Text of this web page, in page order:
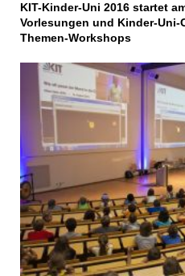
KIT-Kinder-Uni 2016 startet
Vorlesungen und Kinder-
Themen-Workshops